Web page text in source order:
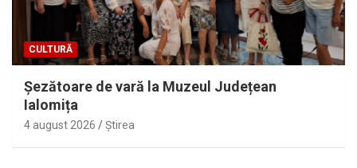
CULTURĂ
Șezătoare de vară la Muzeul Județean
Ialomița
4 august 2026 Ştirea